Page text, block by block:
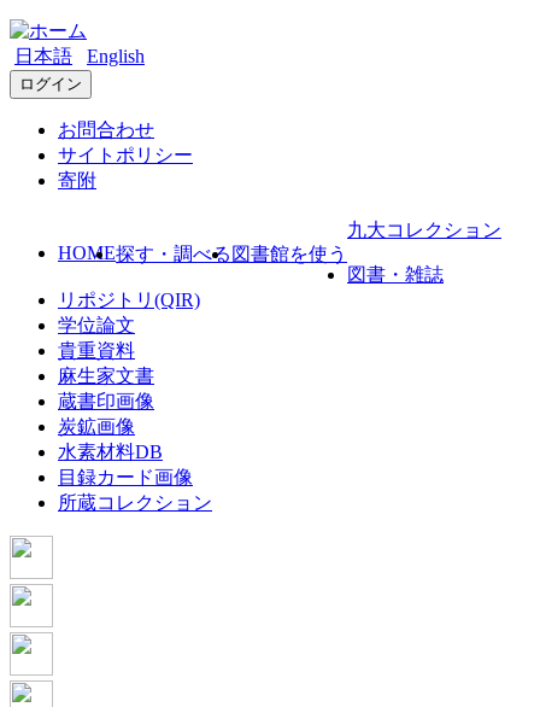
日本語 English
ログイン
お問合わせ
サイトポリシー
寄附
HOME探す・調べる 図書館を使う
九大コレクション
図書・雑誌
リポジトリ(QIR)
学位論文
貴重資料
麻生家文書
蔵書印画像
炭鉱画像
水素材料DB
目録カード画像
所蔵コレクション